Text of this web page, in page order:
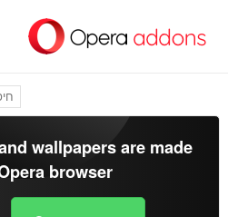
העיקרי
wallpapers are made
browser